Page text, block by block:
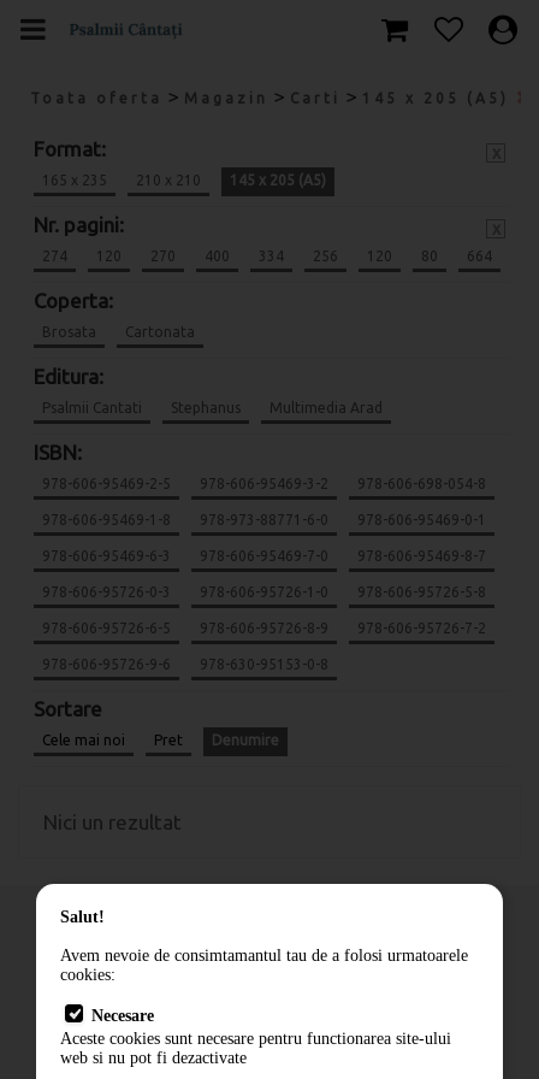
Toata oferta > Magazin > Carti > 145 x 205 (A5)
Format:
165 x 235 210 x 210 145 x 205 (A5)
Nr. pagini:
274 120 270 400 334 256 120 80 664
Coperta:
Brosata Cartonata
Editura:
Psalmii Cantati Stephanus Multimedia Arad
ISBN:
978-606-95469-2-5 978-606-95469-3-2 978-606-698-054-8
978-606-95469-1-8 978-973-88771-6-0 978-606-95469-0-1
978-606-95469-6-3 978-606-95469-7-0 978-606-95469-8-7
978-606-95726-0-3 978-606-95726-1-0 978-606-95726-5-8
978-606-95726-6-5 978-606-95726-8-9 978-606-95726-7-2
978-606-95726-9-6 978-630-95153-0-8
Sortare
Cele mai noi Pret Denumire
Nici un rezultat
Cum comand
Livrare
Contact
Salut!
Avem nevoie de consimtamantul tau de a folosi urmatoarele
cookies:
Necesare
Aceste cookies sunt necesare pentru functionarea site-ului
web si nu pot fi dezactivate